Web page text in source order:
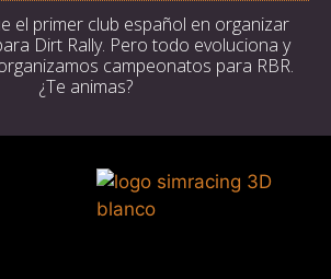
el primer club español en organizar
Dirt Rally. Pero todo evoluciona y
campeonatos para RBR.
¿Te animas?